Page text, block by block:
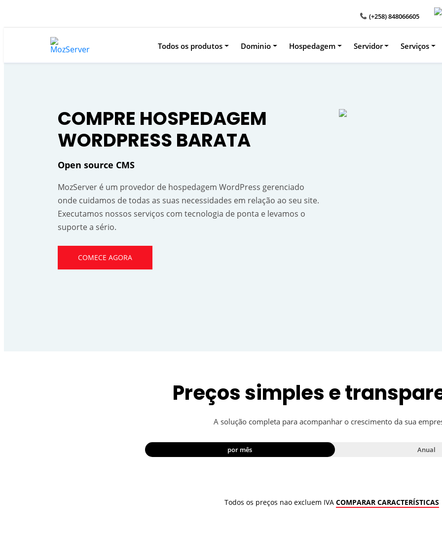
(+258) 848066605
Todos os produtos Dominio Hospedagem Servidor Serviços
COMPRE HOSPEDAGEM
WORDPRESS BARATA
Open source CMS
MozServer é um provedor de hospedagem WordPress gerenciado
onde cuidamos de todas as suas necessidades em relação ao seu site.
Executamos nossos serviços com tecnologia de ponta e levamos o
suporte a sério.
COMECE AGORA
Preços simples e
A solução completa para acompanhar o crescimento da sua
por mês Anual
Todos os preços nao excluem IVA COMPARAR CARACTERÍSTICAS